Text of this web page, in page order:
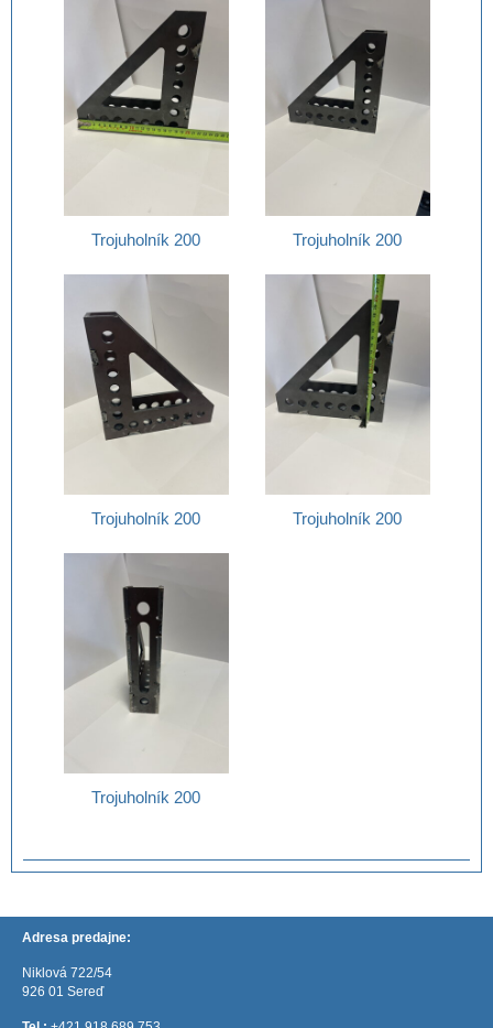
Trojuholník 200 Trojuholník 200
Trojuholník 200 Trojuholník 200
Trojuholník 200
Adresa predajne:
Niklová 722/54
926 01 Sereď